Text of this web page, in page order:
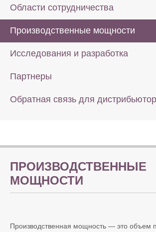
Области сотрудничества
Производственные мощности
Исследования и разработка
Партнеры
Обратная связь для
ПРОИЗВОДСТВЕННЫЕ
МОЩНОСТИ
Производственная мощность — это объем